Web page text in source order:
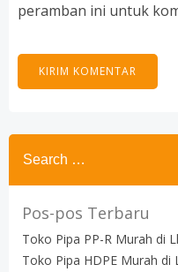
peramban ini untuk
Search
for:
Pos-pos Terbaru
Toko Pipa PP-R Murah di
Toko Pipa HDPE Murah